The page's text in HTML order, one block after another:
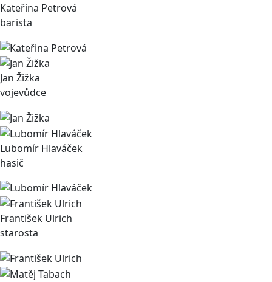
Kateřina Petrová
barista
Jan Žižka
vojevůdce
Lubomír Hlaváček
hasič
František Ulrich
starosta